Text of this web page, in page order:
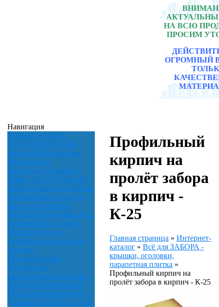
НА ВСЮ
ПРОСИМ
ОГРОМНЫЙ
Навигация
Главная страница
КАТАЛОГ И ЦЕНЫ
Акции И Распродажи
Фотогалерея
Контакты / Оставить
Заявку в ООО "Аркада"
Кирпич Красная гвардия
Клинкерная плитка для
фасада и интерьера
Вентилируемые фасады с
клинкерной плиткой
Отделка дома из
газобетона клинкерной
плиткой
Промышленная
техническая
кислотоупорная плитка
ОТДЕЛКА КРЫЛЬЦА
Облицовочный кирпич
"Баварская кладка" флэш
Профильный
кирпич на
пролёт забора
в кирпич -
К-25
Главная страница » Интернет-
каталог » Всё для ЗАБОРА -
крышки, оголовки,
парапетная плитка »
Профильный кирпич на
пролёт забора в кирпич - К-25